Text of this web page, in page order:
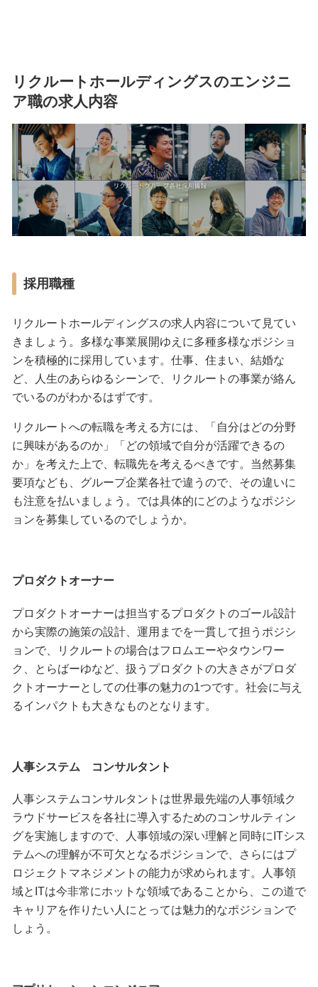
リクルートホールディングスのエンジニ
ア職の求人内容
採用職種
リクルートホールディングスの求人内容について見てい
きましょう。多様な事業展開ゆえに多種多様なポジショ
ンを積極的に採用しています。仕事、住まい、結婚な
ど、人生のあらゆるシーンで、リクルートの事業が絡ん
でいるのがわかるはずです。
リクルートへの転職を考える方には、「自分はどの分野
に興味があるのか」「どの領域で自分が活躍できるの
か」を考えた上で、転職先を考えるべきです。当然募集
要項なども、グループ企業各社で違うので、その違いに
も注意を払いましょう。では具体的にどのようなポジシ
ョンを募集しているのでしょうか。
プロダクトオーナー
プロダクトオーナーは担当するプロダクトのゴール設計
から実際の施策の設計、運用までを一貫して担うポジシ
ョンで、リクルートの場合はフロムエーやタウンワー
ク、とらばーゆなど、扱うプロダクトの大きさがプロダ
クトオーナーとしての仕事の魅力の1つです。社会に与え
るインパクトも大きなものとなります。
人事システム コンサルタント
人事システムコンサルタントは世界最先端の人事領域ク
ラウドサービスを各社に導入するためのコンサルティン
グを実施しますので、人事領域の深い理解と同時にITシス
テムへの理解が不可欠となるポジションで、さらにはプ
ロジェクトマネジメントの能力が求められます。人事領
域とITは今非常にホットな領域であることから、この道で
キャリアを作りたい人にとっては魅力的なポジションで
しょう。